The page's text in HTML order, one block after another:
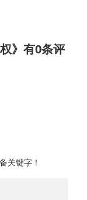
》有0条评
关键字！